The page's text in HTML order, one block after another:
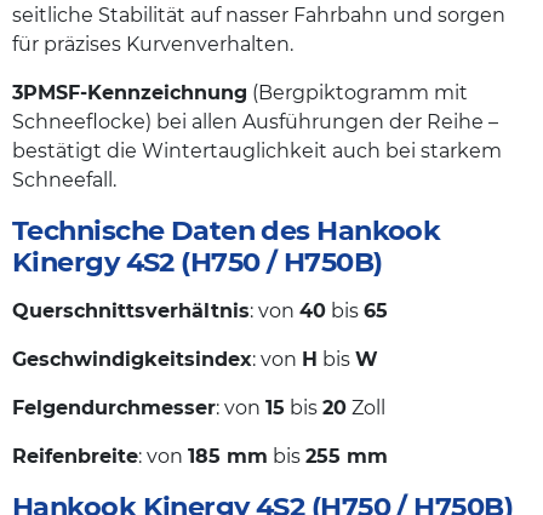
seitliche Stabilität auf nasser Fahrbahn und sorgen
für präzises Kurvenverhalten.
3PMSF-Kennzeichnung (Bergpiktogramm mit
Schneeflocke) bei allen Ausführungen der Reihe –
bestätigt die Wintertauglichkeit auch bei starkem
Schneefall.
Technische Daten des Hankook
Kinergy 4S2 (H750 / H750B)
Querschnittsverhältnis: von 40 bis 65
Geschwindigkeitsindex: von H bis W
Felgendurchmesser: von 15 bis 20 Zoll
Reifenbreite: von 185 mm bis 255 mm
Hankook Kinergy 4S2 (H750 / H750B)